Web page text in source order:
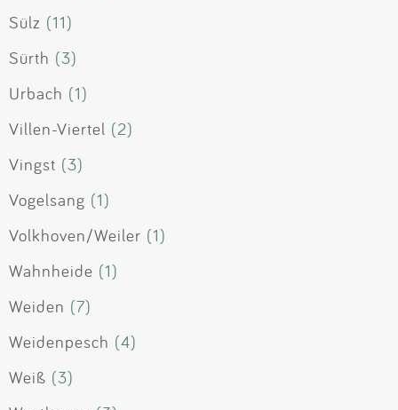
Sülz (11)
Sürth (3)
Urbach (1)
Villen-Viertel (2)
Vingst (3)
Vogelsang (1)
Volkhoven/Weiler (1)
Wahnheide (1)
Weiden (7)
Weidenpesch (4)
Weiß (3)